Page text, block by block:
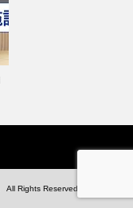
All Rights Reserved.